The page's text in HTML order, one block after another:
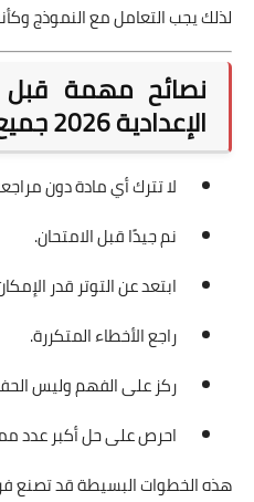
لذلك يجب التعامل مع النموذج
نصائح مهمة قبل
الإعدادية 2026 جميع المواد
لا تترك أي مادة دون
نم جيدًا قبل الامتحان.
ابتعد عن التوتر قدر
راجع الأخطاء المتكررة.
ركز على الفهم وليس
احرص على حل أكبر عدد
هذه الخطوات البسيطة قد تصنع